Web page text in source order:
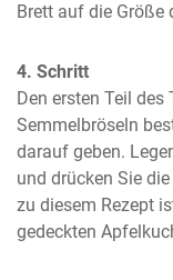
Brett auf die Größe
4. Schritt
Den ersten Teil
Semmelbröseln
darauf geben.
und drücken Sie
zu diesem Rezept
gedeckten